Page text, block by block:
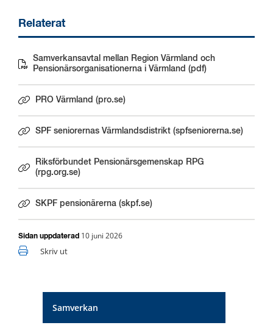
Samverkan
Relaterat
Samverkansavtal mellan Region Värmland och
Pensionärsorganisationerna i Värmland (pdf)
Pdf, 804 kB.
PRO Värmland (pro.se)
Länk till annan webbplats.
SPF seniorernas Värmlandsdistrikt (spfseniorerna.se)
Länk till annan webbplats.
Riksförbundet Pensionärsgemenskap RPG
(rpg.org.se)
Länk till annan webbplats.
SKPF pensionärerna (skpf.se)
Länk till annan webbplats.
Sidan uppdaterad 10 juni 2026
Skriv ut